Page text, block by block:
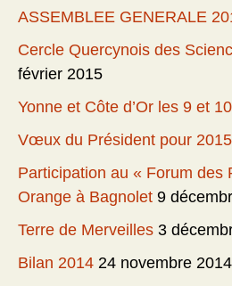
ASSEMBLEE GENERALE
Cercle Quercynois des
février 2015
Yonne et Côte d’Or les 9 et
Vœux du Président pour 2015
Participation au « Forum des
Orange à Bagnolet 9
Terre de Merveilles 3
Bilan 2014 24 novembre 2014